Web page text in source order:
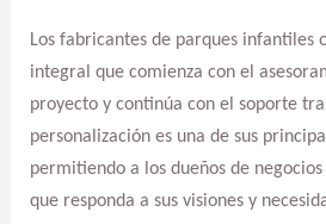
Los fabricantes de parques infantiles
integral que comienza con el
proyecto y continúa con el soporte
personalización es una de sus
permitiendo a los dueños de
que responda a sus visiones y